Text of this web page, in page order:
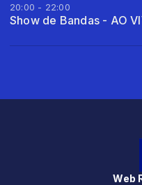
20:00 - 22:00
Show de Bandas - AO
Web